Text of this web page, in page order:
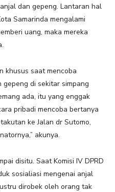
dan gepeng. Lantaran hal
Samarinda mengalami
uang, maka mereka
khusus saat mencoba
di sekitar simpang
ada, itu yang enggak
pribadi mencoba bertanya
ke Jalan dr Sutomo,
akunya.
disitu. Saat Komisi IV DPRD
sosialiasi mengenai anjal
dirobek oleh orang tak